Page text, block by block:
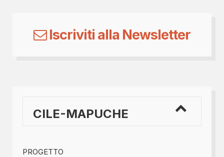
Iscriviti alla Newsletter
CILE-MAPUCHE
PROGETTO